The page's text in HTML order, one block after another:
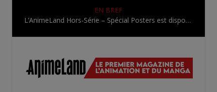
EN BREF
L’AnimeLand Hors-Série – Spécial Posters est disponible !